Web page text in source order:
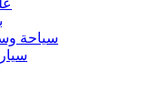
سياحة